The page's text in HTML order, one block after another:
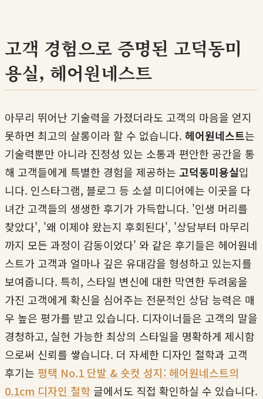
고객 경험으로 증명된 고덕동미
용실, 헤어원네스트
아무리 뛰어난 기술력을 가졌더라도 고객의 마음을 얻지
못하면 최고의 살롱이라 할 수 없습니다. 헤어원네스트는
기술력뿐만 아니라 진정성 있는 소통과 편안한 공간을 통
해 고객들에게 특별한 경험을 제공하는 고덕동미용실입
니다. 인스타그램, 블로그 등 소셜 미디어에는 이곳을 다
녀간 고객들의 생생한 후기가 가득합니다. '인생 머리를
찾았다', '왜 이제야 왔는지 후회된다', '상담부터 마무리
까지 모든 과정이 감동이었다' 와 같은 후기들은 헤어원네
스트가 고객과 얼마나 깊은 유대감을 형성하고 있는지를
보여줍니다. 특히, 스타일 변신에 대한 막연한 두려움을
가진 고객에게 확신을 심어주는 전문적인 상담 능력은 매
우 높은 평가를 받고 있습니다. 디자이너들은 고객의 말을
경청하고, 실현 가능한 최상의 스타일을 명확하게 제시함
으로써 신뢰를 쌓습니다. 더 자세한 디자인 철학과 고객
후기는 평택 No.1 단발 & 숏컷 성지: 헤어원네스트의
0.1cm 디자인 철학 글에서도 직접 확인하실 수 있습니다.